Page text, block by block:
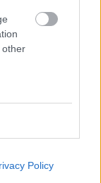
other
Policy
schreitet die